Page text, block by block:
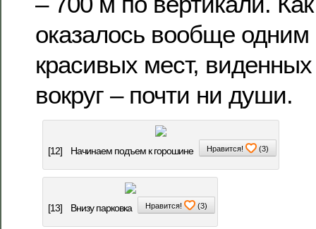
оказалось вообще
красивых мест,
вокруг – почти ни души.
[12] Начинаем подъем к горошине Нравится! (3)
[13] Внизу парковка Нравится! (3)